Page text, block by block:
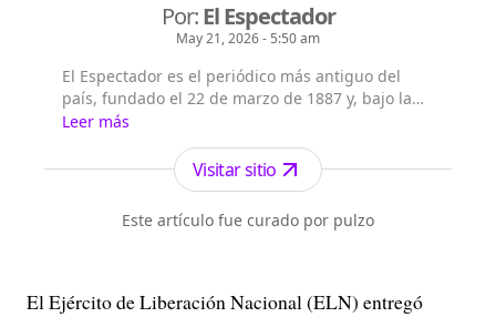
Por:El Espectador
May 21, 2026 - 5:50 am
El Espectador es el periódico más antiguo del
país, fundado el 22 de marzo de 1887 y, bajo la
dirección de Fidel Cano, es considerado uno de
los periódicos más serios y profesionales por su
independencia, credibilidad y objetividad.
Leer más
Visitar sitio
Este artículo fue curado por pulzo
El Ejército de Liberación Nacional (ELN) entregó